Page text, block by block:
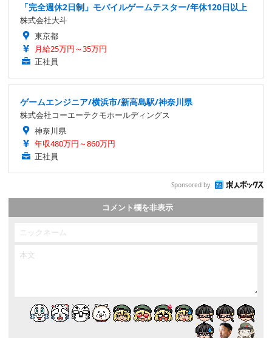
「完全週休2日制」モバイルゲームテスター/年休120日以上
株式会社大斗
東京都
月給25万円～35万円
正社員
ゲームエンジニア/横浜市/新高島駅/神奈川県
株式会社コーエーテクモホールディングス
神奈川県
年収480万円～860万円
正社員
Sponsored by
コメント欄を非表示